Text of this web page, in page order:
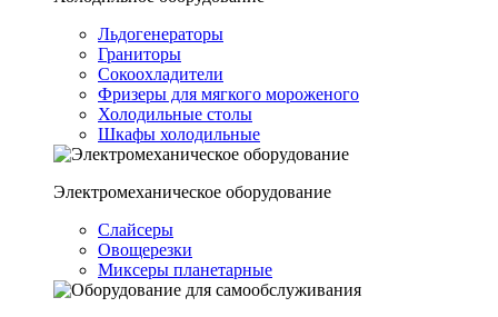
Льдогенераторы
Граниторы
Сокоохладители
Фризеры для мягкого мороженого
Холодильные столы
Шкафы холодильные
Электромеханическое оборудование
Слайсеры
Овощерезки
Миксеры планетарные